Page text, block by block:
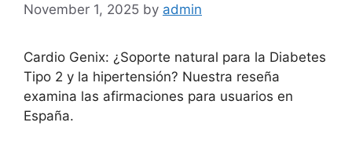
November 1, 2025 by admin
Cardio Genix: ¿Soporte natural para la Diabetes
Tipo 2 y la hipertensión? Nuestra reseña
examina las afirmaciones para usuarios en
España.